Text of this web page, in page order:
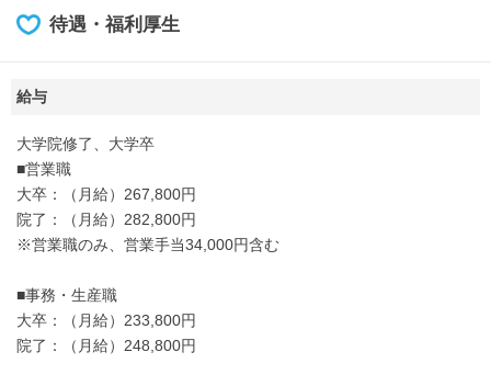
待遇・福利厚生
給与
大学院修了、大学卒
■営業職
大卒：（月給）267,800円
院了：（月給）282,800円
※営業職のみ、営業手当34,000円含む
■事務・生産職
大卒：（月給）233,800円
院了：（月給）248,800円